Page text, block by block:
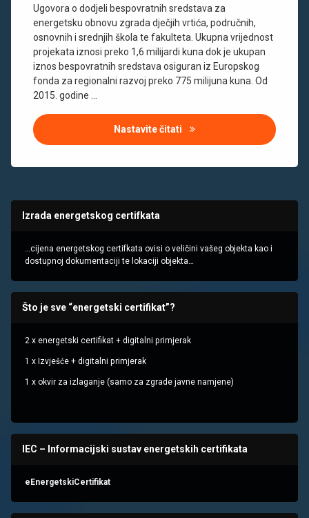
Ugovora o dodjeli bespovratnih sredstava za
energetsku obnovu zgrada dječjih vrtića, područnih,
osnovnih i srednjih škola te fakulteta. Ukupna vrijednost
projekata iznosi preko 1,6 milijardi kuna dok je ukupan
iznos bespovratnih sredstava osiguran iz Europskog
fonda za regionalni razvoj preko 775 milijuna kuna. Od
2015. godine …
Nastavite čitati Energetska obnova
Izrada energetskog certifkata
…cijena energetskog certifkata ovisi o veličini vašeg objekta kao i
dostupnoj dokumentaciji te lokaciji objekta…
Što je sve “energetski certifikat”?
2 x energetski certifikat + digitalni primjerak
1 x Izvješće + digitalni primjerak
1 x okvir za izlaganje (samo za zgrade javne namjene)
IEC – Informacijski sustav energetskih certifikata
eEnergetskiCertifikat